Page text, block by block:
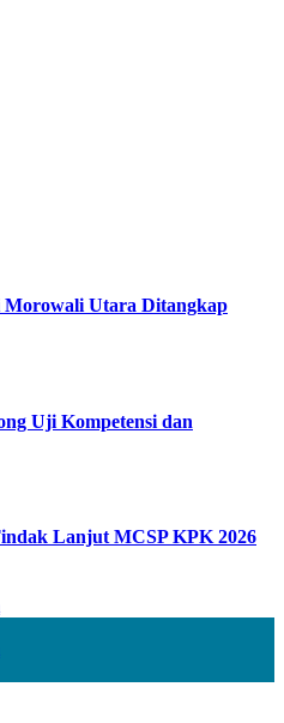
Utara Ditangkap
Uji Kompetensi dan
Lanjut MCSP KPK 2026